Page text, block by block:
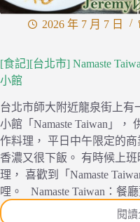
2026 年 7 月 7 日
[食記][台北市] Namaste
小館
台北市師大附近龍泉街上有
小館「Namaste Taiwan」，
作料理， 平日中午限定的
香濃又很下飯。 有時候上
理， 喜歡到「Namaste
哩。 Namaste Taiwan：餐
閱